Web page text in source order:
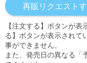
【注文する】ボタンが
る】ボタンが表示されて
事ができません。
また、発売日の異なる「